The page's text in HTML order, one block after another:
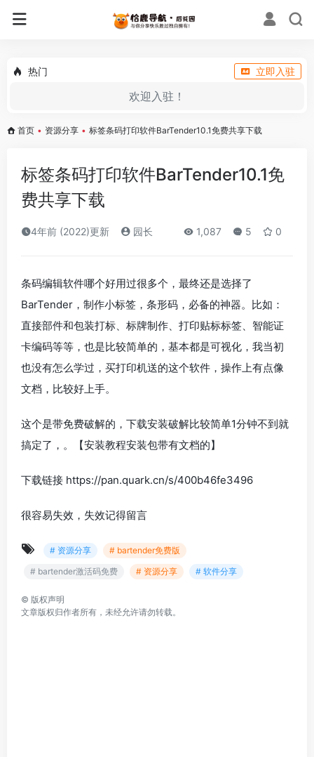
热门 立即入驻
欢迎入驻！
首页 • 资源分享 • 标签条码打印软件BarTender10.1免费共享下载
标签条码打印软件BarTender10.1免
费共享下载
4年前 (2022)更新 园长 1,087 5 0
条码编辑软件哪个好用过很多个，最终还是选择了
BarTender，制作小标签，条形码，必备的神器。比如：
直接部件和包装打标、标牌制作、打印贴标标签、智能证
卡编码等等，也是比较简单的，基本都是可视化，我当初
也没有怎么学过，买打印机送的这个软件，操作上有点像
文档，比较好上手。
这个是带免费破解的，下载安装破解比较简单1分钟不到就
搞定了，。【安装教程安装包带有文档的】
下载链接 https://pan.quark.cn/s/400b46fe3496
很容易失效，失效记得留言
# 资源分享
# bartender免费版
# bartender激活码免费
# 资源分享 # 软件分享
© 版权声明
文章版权归作者所有，未经允许请勿转载。